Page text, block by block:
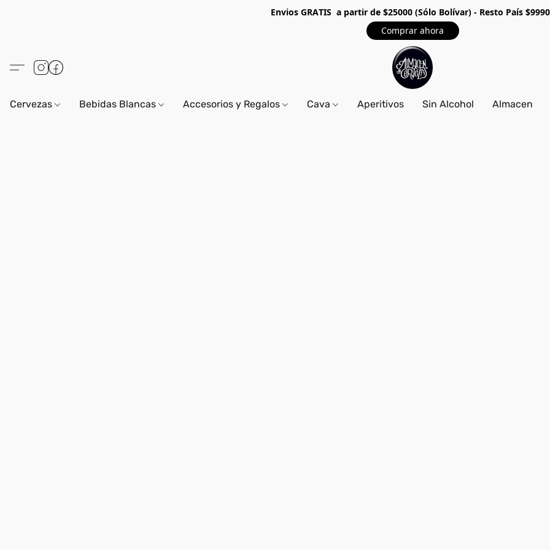
Envios GRATIS a partir de $25000 (Sólo Bolívar) - Resto País
Comprar ahora
Cervezas Bebidas Blancas Accesorios y Regalos Cava Aperitivos Sin Alcohol Almacen